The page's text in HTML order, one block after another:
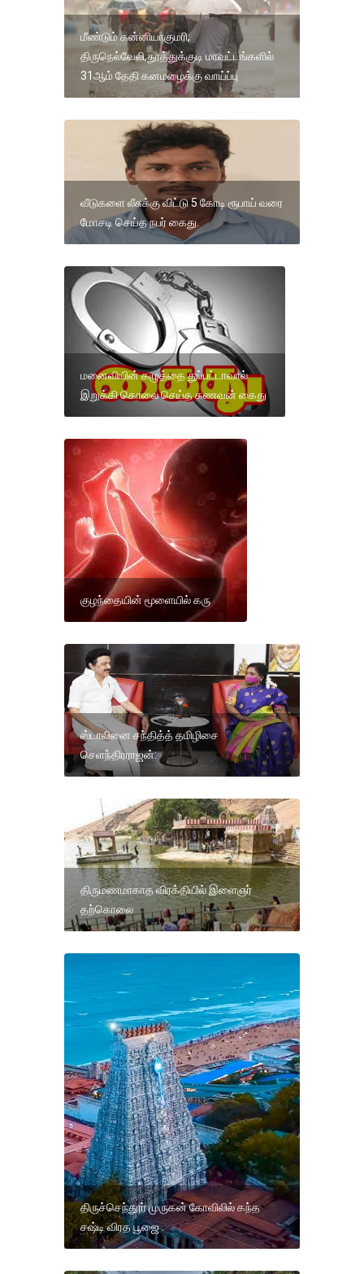
மீண்டும் கன்னியாகுமரி,
திருநெல்வேலி,தூத்துக்குடி மாவட்டங்களில்
31ஆம் தேதி கனமழைக்கு வாய்ப்பு
வீடுகளை லீசுக்கு விட்டு 5 கோடி ரூபாய் வரை
மோசடி செய்த நபர் கைது.
மனைவியின் கழுத்தை துப்பட்டாவால்
இறுக்கி கொலை செய்த கணவன் கைது
குழந்தையின் மூளையில் கரு
ஸ்டாலினை சந்தித்த் தமிழிசை
செளந்திரராஜன்:
திருமணமாகாத விரக்தியில் இளைஞர்
தற்கொலை
திருச்செந்தூர் முருகன் கோவிலில் கந்த
சஷ்டி விரத பூஜை .